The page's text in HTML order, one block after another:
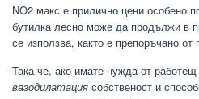
NO2 макс е прилично цени особено
бутилка лесно може да продължи в
се използва, както е препоръчано от
Така че, ако имате нужда от
вазодилатация собственост и